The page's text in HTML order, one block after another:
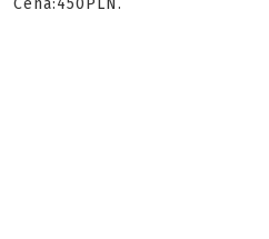
Cena:450PLN.